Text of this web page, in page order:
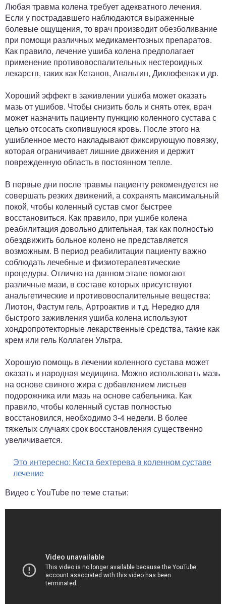
Любая травма колена требует адекватного лечения.
Если у пострадавшего наблюдаются выраженные
болевые ощущения, то врач производит обезболивание
при помощи различных медикаментозных препаратов.
Как правило, лечение ушиба колена предполагает
применение противовоспалительных нестероидных
лекарств, таких как Кетанов, Анальгин, Диклофенак и др.
Хороший эффект в заживлении ушиба может оказать
мазь от ушибов. Чтобы снизить боль и снять отек, врач
может назначить пациенту пункцию коленного сустава с
целью отсосать скопившуюся кровь. После этого на
ушибленное место накладывают фиксирующую повязку,
которая ограничивает лишние движения и держит
поврежденную область в постоянном тепле.
В первые дни после травмы пациенту рекомендуется не
совершать резких движений, а сохранять максимальный
покой, чтобы коленный сустав смог быстрее
восстановиться. Как правило, при ушибе колена
реабилитация довольно длительная, так как полностью
обездвижить больное колено не представляется
возможным. В период реабилитации пациенту важно
соблюдать лечебные и физиотерапевтические
процедуры. Отлично на данном этапе помогают
различные мази, в составе которых присутствуют
анальгетические и противовоспалительные вещества:
Лиотон, Фастум гель, Артроактив и т.д. Нередко для
быстрого заживления ушиба колена используют
хондропротекторные лекарственные средства, такие как
крем или гель Коллаген Ультра.
Хорошую помощь в лечении коленного сустава может
оказать и народная медицина. Можно использовать мазь
на основе свиного жира с добавлением листьев
подорожника или мазь на основе сабельника. Как
правило, чтобы коленный сустав полностью
восстановился, необходимо 3-4 недели. В более
тяжелых случаях срок восстановления существенно
увеличивается.
Это интересно: Киста бехтерева в коленном суставе
лечение
Видео с YouTube по теме статьи: